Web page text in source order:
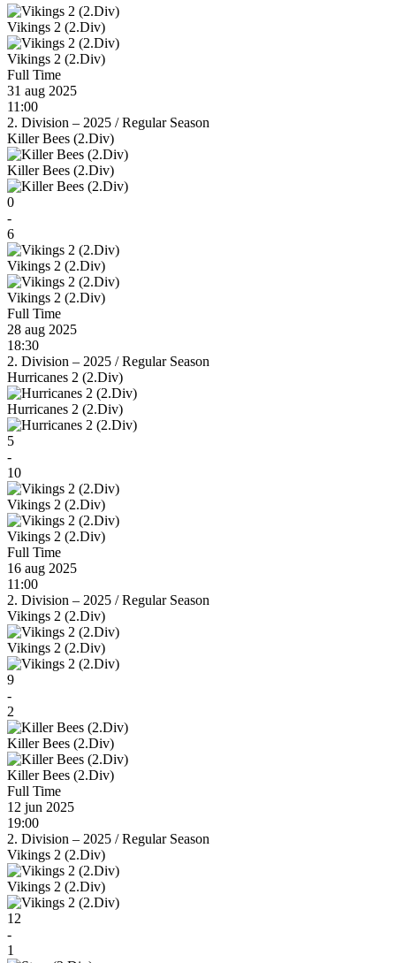
Vikings 2 (2.Div)
Vikings 2 (2.Div)
Full Time
31 aug 2025
11:00
2. Division – 2025 /Regular Season
Killer Bees (2.Div)
Killer Bees (2.Div)
0
-
6
Vikings 2 (2.Div)
Vikings 2 (2.Div)
Full Time
28 aug 2025
18:30
2. Division – 2025 /Regular Season
Hurricanes 2 (2.Div)
Hurricanes 2 (2.Div)
5
-
10
Vikings 2 (2.Div)
Vikings 2 (2.Div)
Full Time
16 aug 2025
11:00
2. Division – 2025 /Regular Season
Vikings 2 (2.Div)
Vikings 2 (2.Div)
9
-
2
Killer Bees (2.Div)
Killer Bees (2.Div)
Full Time
12 jun 2025
19:00
2. Division – 2025 /Regular Season
Vikings 2 (2.Div)
Vikings 2 (2.Div)
12
-
1